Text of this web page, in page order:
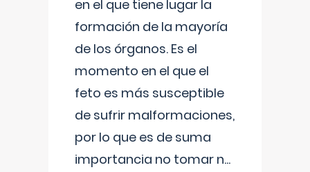
en el que tiene lugar la
formación de la mayoría
de los órganos. Es el
momento en el que el
feto es más susceptible
de sufrir malformaciones,
por lo que es de suma
importancia no tomar n...